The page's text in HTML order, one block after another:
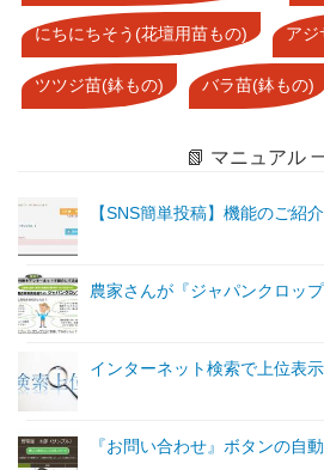
にちにちそう(花壇用苗もの) アジ
ツツジ苗(鉢もの) バラ苗(鉢もの)
📗 マニュアル
【SNS簡単投稿】機能のご紹介
農家さんが『ジャパンクロッ
インターネット検索で上位表
『お問い合わせ』ボタンの自